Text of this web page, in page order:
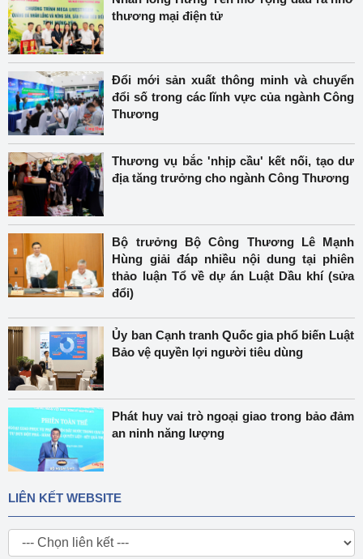
thương mại điện tử
Đổi mới sản xuất thông minh và chuyển
đổi số trong các lĩnh vực của ngành Công
Thương
Thương vụ bắc 'nhịp cầu' kết nối, tạo dư
địa tăng trưởng cho ngành Công Thương
Bộ trưởng Bộ Công Thương Lê Mạnh
Hùng giải đáp nhiều nội dung tại phiên
thảo luận Tổ về dự án Luật Dầu khí (sửa
đổi)
Ủy ban Cạnh tranh Quốc gia phổ biến Luật
Bảo vệ quyền lợi người tiêu dùng
Phát huy vai trò ngoại giao trong bảo đảm
an ninh năng lượng
LIÊN KẾT WEBSITE